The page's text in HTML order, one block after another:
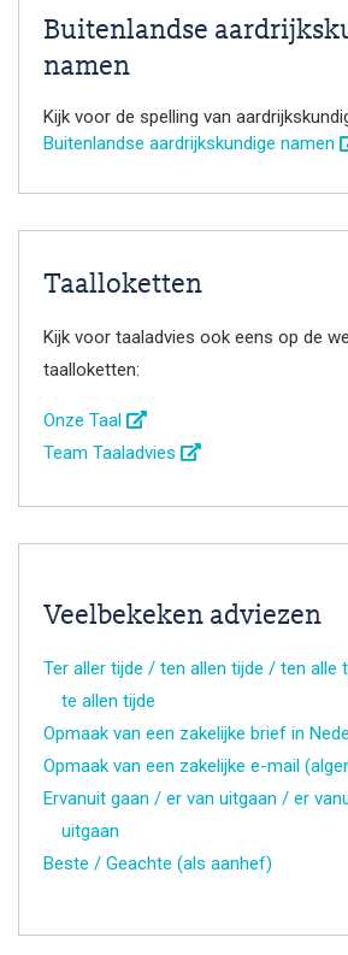
Buitenlandse
namen
Kijk voor de spelling van
Buitenlandse aardrijkskundige namen
Taalloketten
Kijk voor taaladvies ook eens op de
taalloketten:
Onze Taal
Team Taaladvies
Veelbekeken adviezen
Ter aller tijde / ten allen tijde / ten alle
te allen tijde
Opmaak van een zakelijke brief in
Opmaak van een zakelijke e-mail
Ervanuit gaan / er van uitgaan / er
uitgaan
Beste / Geachte (als aanhef)